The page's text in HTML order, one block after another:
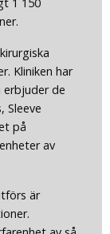
Kliniken har
erbjuder de
Sleeve
på
av
är